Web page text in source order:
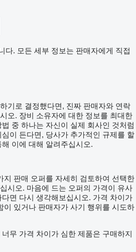
다. 모든 세부 정보는 판매자에게 직접
기로 결정했다면, 진짜 판매자와 연락
오. 장비 소유자에 대한 정보를 최대한
중 하나는 자신이 실제 회사인 것처럼
이 든다면, 당사가 추가적인 규제를 할
이에 대해 알려주십시오.
지 판매 오퍼를 자세히 검토하여 선택한
시오. 마음에 드는 오퍼의 가격이 유사
면 다시 생각해보십시오. 가격 차이가
이 있거나 판매자가 사기 행위를 시도하
무 가격 차이가 심한 제품은 구매하지